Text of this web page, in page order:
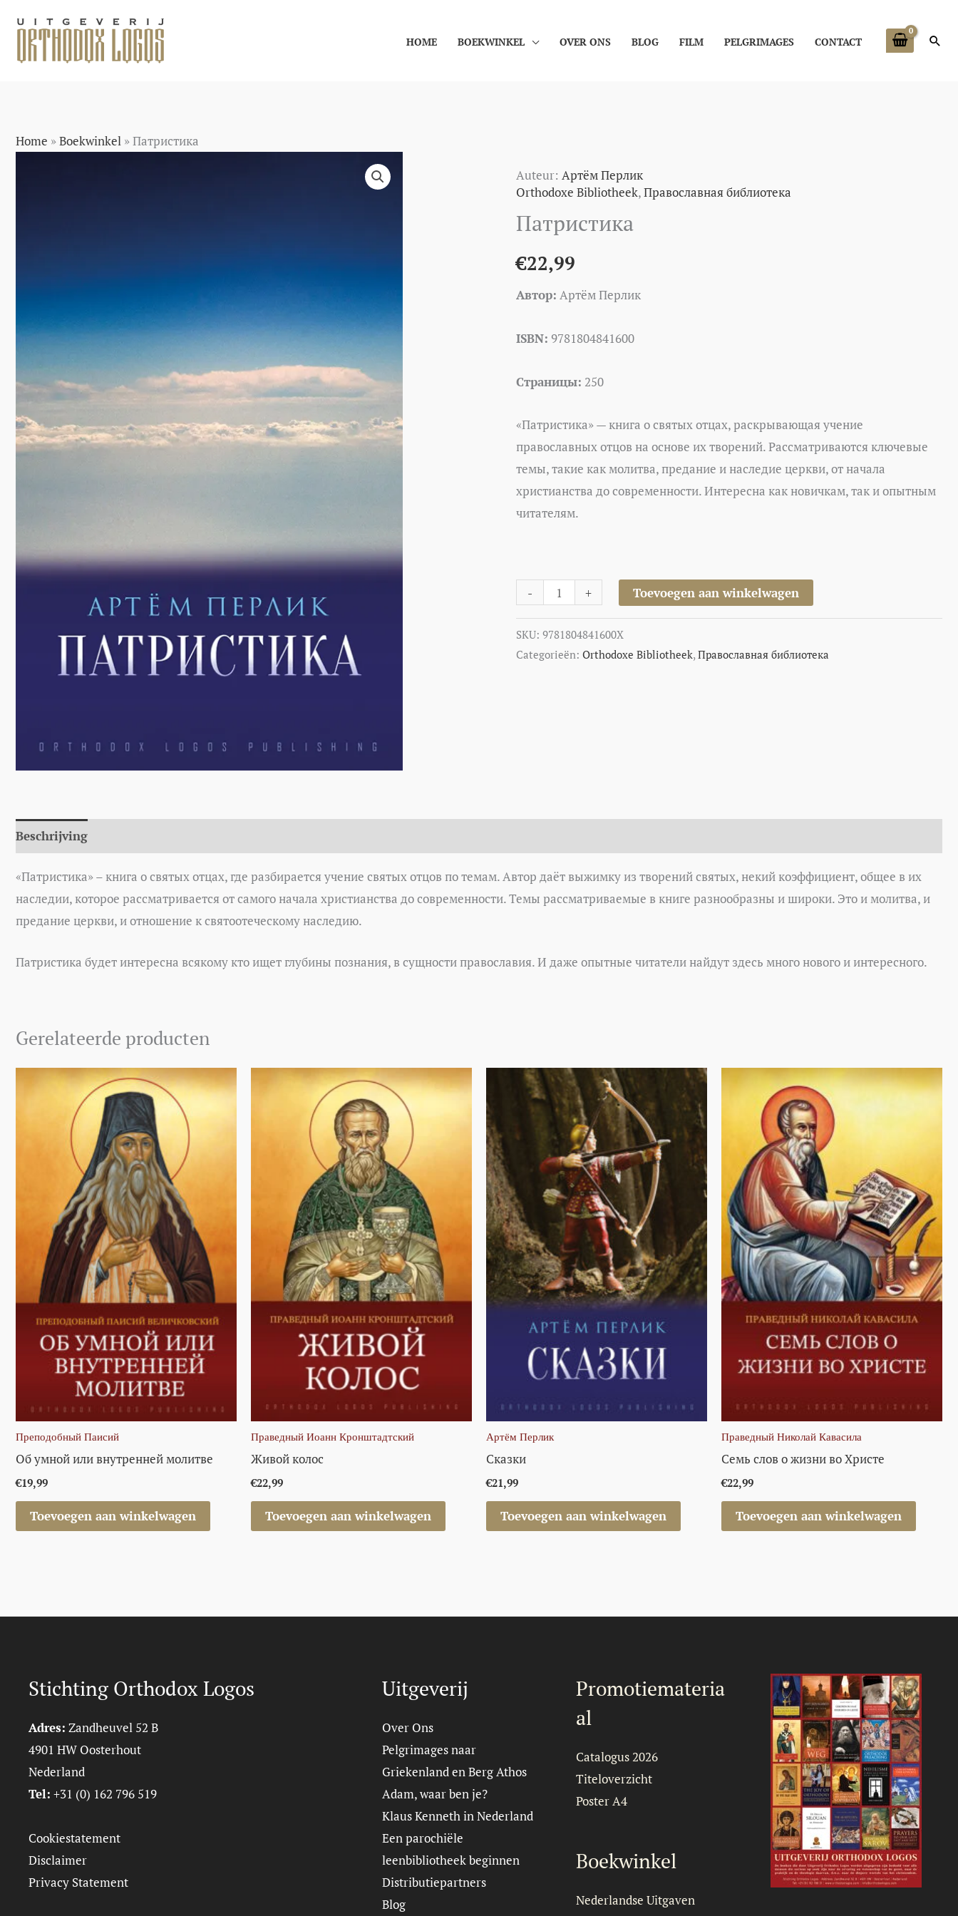
naar
HOME BOEKWINKEL OVER ONS BLOG FILM PELGRIMAGES CONTACT
Home »Boekwinkel »Патристика
Auteur: Артём Перлик
Orthodoxe Bibliotheek,Православная библиотека
Патристика
€22,99
Автор: Артём Перлик
ISBN: 9781804841600
Страницы: 250
«Патристика» — книга о святых отцах, раскрывающая учение
православных отцов на основе их творений. Рассматриваются ключевые
темы, такие как молитва, предание и наследие церкви, от начала
христианства до современности. Интересна как новичкам, так и опытным
читателям.
-
aantal
+ Toevoegen aan winkelwagen
SKU: 9781804841600X
Categorieën: Orthodoxe Bibliotheek, Православная библиотека
Beschrijving
«Патристика» – книга о святых отцах, где разбирается учение святых отцов по темам. Автор даёт выжимку из творений святых, некий коэффициент, общее в их
наследии, которое рассматривается от самого начала христианства до современности. Темы рассматриваемые в книге разнообразны и широки. Это и молитва, и
предание церкви, и отношение к святоотеческому наследию.
Патристика будет интересна всякому кто ищет глубины познания, в сущности православия. И даже опытные читатели найдут здесь много нового и интересного.
Gerelateerde producten
Преподобный Паисий
Об умной или внутренней молитве
€19,99
Toevoegen aan winkelwagen
Праведный Иоанн Кронштадтский
Живой колос
€22,99
Toevoegen aan winkelwagen
Артём Перлик
Сказки
€21,99
Toevoegen aan winkelwagen
Праведный Николай Кавасила
Семь слов о жизни во Христе
€22,99
Toevoegen aan winkelwagen
Stichting Orthodox Logos
Adres: Zandheuvel 52 B
4901 HW Oosterhout
Nederland
Tel: +31 (0) 162 796 519
Cookiestatement
Disclaimer
Privacy Statement
Uitgeverij
Over Ons
Pelgrimages naar
Griekenland en Berg Athos
Adam, waar ben je?
Klaus Kenneth in Nederland
Een parochiële
leenbibliotheek beginnen
Distributiepartners
Blog
Promotiemateria
al
Catalogus 2026
Titeloverzicht
Poster A4
Boekwinkel
Nederlandse Uitgaven